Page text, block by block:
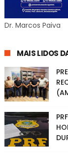
Dr. Marcos Paiva
MAIS LIDOS